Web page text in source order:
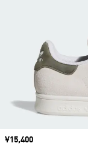
価格
¥15,400